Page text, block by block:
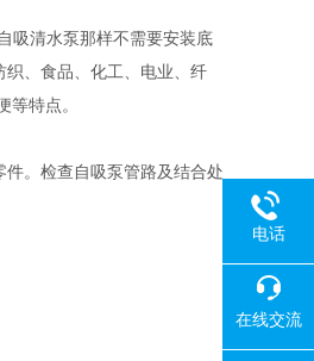
吸清水泵那样不需要安装底
、食品、化工、电业、纤
特点。
。检查自吸泵管路及结合处
电话
在线交流